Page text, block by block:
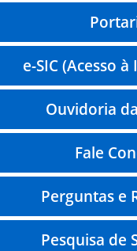
e-SIC (Acesso
Ouvidoria
Fale
Perguntas e
Pesquisa de